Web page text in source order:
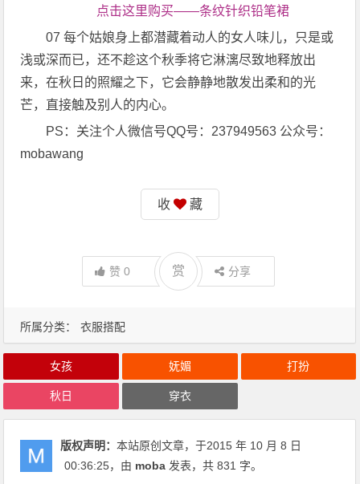
所属分类： 衣服搭配
点击这里购买——条纹针织铅笔裙
07 每个姑娘身上都潜藏着动人的女人味儿，只是或
浅或深而已，还不趁这个秋季将它淋漓尽致地释放出
来，在秋日的照耀之下，它会静静地散发出柔和的光
芒，直接触及别人的内心。
PS：关注个人微信号QQ号：237949563 公众号：
mobawang
收 藏
赞0 赏 分享
女孩 妩媚 打扮
秋日 穿衣
版权声明：本站原创文章，于2015 年 10 月 8 日
00:36:25，由 moba 发表，共 831 字。